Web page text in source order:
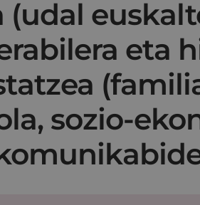
(udal
eta
sozio-